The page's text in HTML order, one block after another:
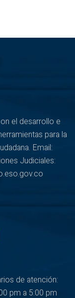
el desarrollo e
para la
Email:
Judiciales:
de atención:
pm a 5:00 pm